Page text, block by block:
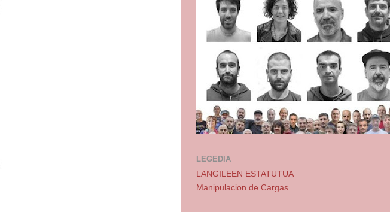
LEGEDIA
LANGILEEN ESTATUTUA
Manipulacion de Cargas